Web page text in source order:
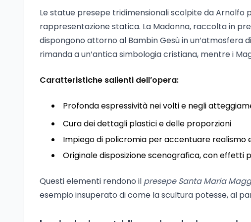
Le statue presepe tridimensionali scolpite da
rappresentazione statica. La Madonna, raccolta in
dispongono attorno al Bambin Gesù in un’atmosfera
rimanda a un’antica simbologia cristiana, mentre i
Caratteristiche salienti dell’opera:
Profonda espressività nei volti e negli
Cura dei dettagli plastici e delle proporzioni
Impiego di policromia per accentuare realismo
Originale disposizione scenografica, con effetti
Questi elementi rendono il presepe Santa Maria
esempio insuperato di come la scultura potesse, al